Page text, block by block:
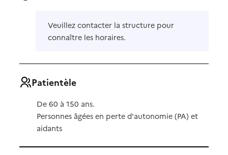
Veuillez contacter la structure pour
connaître les horaires.
Patientèle
De 60 à 150 ans.
Personnes âgées en perte d'autonomie (PA) et
aidants